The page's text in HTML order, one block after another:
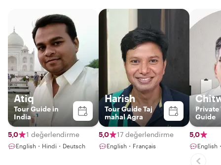
Atiq
Tour Guide in
India
5,0 1 değerlendirme
English・Hindi・Deutsch
Harish
Tour Guide Taj
mahal Agra
5,0 17 değerlendirme
English・Français
Private
Guide
5,0
English